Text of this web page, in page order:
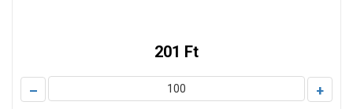
201 Ft
– +